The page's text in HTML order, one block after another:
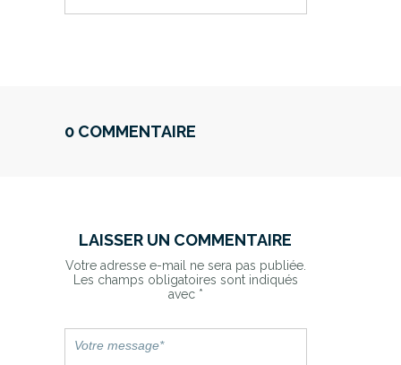
0 COMMENTAIRE
LAISSER UN COMMENTAIRE
Votre adresse e-mail ne sera pas publiée.
Les champs obligatoires sont indiqués
avec *